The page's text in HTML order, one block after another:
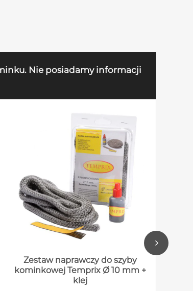
Nie posiadamy informacji
Zestaw naprawczy do szyby
kominkowej Temprix Ø 10 mm +
klej